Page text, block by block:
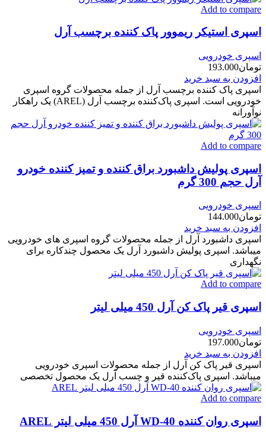
Add to compare
اسپری استیکر ریموور پاک کننده برچسب آرل
اسپری خودرویی
تومان193.000
افزودن به سبد خرید
اسپری پاک کننده برچسب آرل از جمله محصولات گروه اسپری
خودرویی است. اسپری پاک‌کننده برچسب آرل (AREL) یک راهکار
نوآورانه
Add to compare
اسپری پولیش داشبورد براق کننده و تمیز کننده خودرو
آرل حجم 300 گرم
اسپری خودرویی
تومان144.000
افزودن به سبد خرید
اسپری داشبورد آرل از جمله محصولات گروه اسپری های خودرویی
میباشد. اسپری پولیش داشبورد آرل یک محصول چندکاره برای
نگهداری
Add to compare
اسپری قیر پاک کن آرل 450 میلی لیتر
اسپری خودرویی
تومان197.000
افزودن به سبد خرید
اسپری قیر پاک کن آرل از جمله محصولات اسپری خودرویی
میباشد. اسپری پاک‌کننده قیر و چسب آرل یک محصول تخصصی
Add to compare
اسپری روان کننده WD-40 آرل 450 میلی لیتر AREL